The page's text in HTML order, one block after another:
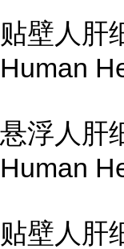
贴壁人肝
Human
悬浮人肝
Human
贴壁人肝